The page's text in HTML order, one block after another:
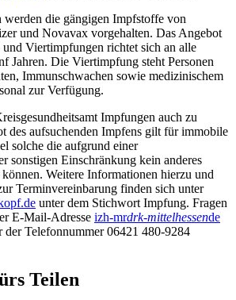
die gängigen Impfstoffe von
und Novavax vorgehalten. Das Angebot
Viertimpfungen richtet sich an alle
Jahren. Die Viertimpfung steht Personen
Immunschwachen sowie medizinischem
zur Verfügung.
Impfungen auch zu
des aufsuchenden Impfens gilt für immobile
solche die aufgrund einer
sonstigen Einschränkung kein anderes
Weitere Informationen hierzu und
Terminvereinbarung finden sich unter
unter dem Stichwort Impfung. Fragen
E-Mail-Adresse izh-mrdrk-mittelhessende
der Telefonnummer 06421 480-9284
Teilen